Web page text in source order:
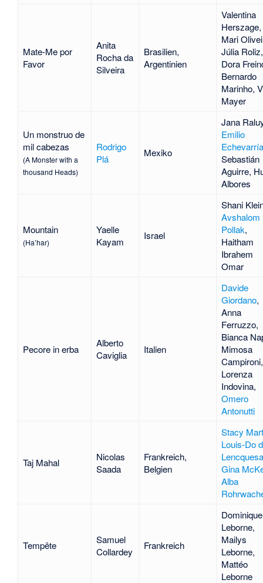
Mate-Me por
Favor
Anita
Rocha da
Silveira
Brasilien,
Argentinien
Valentina
Herszage,
Mari
Júlia Roliz,
Dora
Bernardo
Marinho,
Mayer
Un monstruo de
mil cabezas
(A Monster with a
thousand Heads)
Rodrigo
Plá
Mexiko
Jana
Emilio
Echevarría
Sebastián
Aguirre,
Albores
Mountain
(Ha’har)
Yaelle
Kayam
Israel
Shani
Avshalom
Pollak,
Haitham
Ibrahem
Omar
Pecore in erba
Alberto
Caviglia
Italien
Davide
Giordano,
Anna
Ferruzzo,
Bianca
Mimosa
Campironi,
Lorenza
Indovina,
Omero
Antonutti
Taj Mahal
Nicolas
Saada
Frankreich,
Belgien
Stacy
Louis-Do
Gina
Alba
Tempête
Samuel
Collardey
Frankreich
Dominique
Leborne,
Mailys
Leborne,
Mattéo
Leborne